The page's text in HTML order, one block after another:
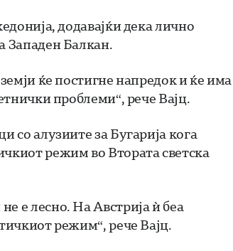
додавајќи дека лично
Западен Балкан.
ќе постигне напредок и ќе има
проблеми“, рече Вајц.
со алузиите за Бугарија кога
режим во Втората светска
е лесно. На Австрија ѝ беа
режим“, рече Вајц.